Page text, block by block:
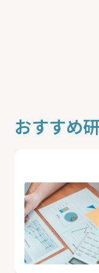
おすすめ